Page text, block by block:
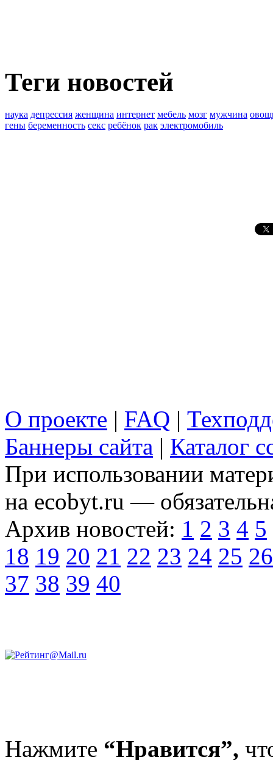
Теги новостей
наука депрессия женщина интернет мебель мозг мужчина
гены беременность секс ребёнок рак электромобиль
О проекте | FAQ |
Баннеры сайта | Каталог
При использовании
на ecobyt.ru —
Архив новостей: 1 2 3 4 5
18 19 20 21 22 23 24 25 26
37 38 39 40
Нажмите “Нравится”,